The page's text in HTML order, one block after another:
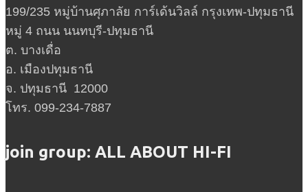
199/235 หมู่บ้านศุภาลัย การ์เด้นวิลล์ กรุงเทพ-ปทุมธานี
หมู่ 4 ถนน นนทบุรี-ปทุมธานี
ต. บางเดื่อ
อ. เมืองปทุมธานี
จ. ปทุมธานี 12000
โทร. 099-234-7887
join group: ALL ABOUT HI-FI